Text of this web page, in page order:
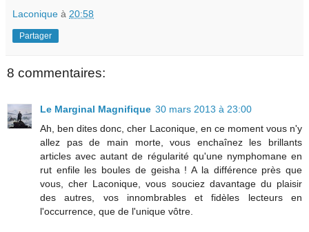
Laconique à 20:58
Partager
8 commentaires:
Le Marginal Magnifique 30 mars 2013 à 23:00
Ah, ben dites donc, cher Laconique, en ce moment vous n'y
allez pas de main morte, vous enchaînez les brillants
articles avec autant de régularité qu'une nymphomane en
rut enfile les boules de geisha ! A la différence près que
vous, cher Laconique, vous souciez davantage du plaisir
des autres, vos innombrables et fidèles lecteurs en
l'occurrence, que de l'unique vôtre.